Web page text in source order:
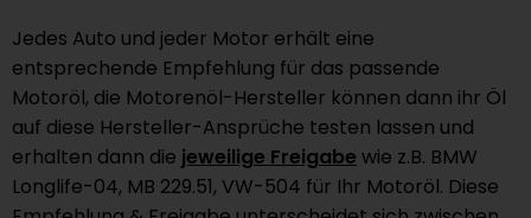
Jedes Auto und jeder Motor erhält eine
entsprechende Empfehlung für das passende
Motoröl, die Motorenöl-Hersteller können dann ihr Öl
auf diese Hersteller-Ansprüche testen lassen und
erhalten dann die jeweilige Freigabe wie z.B. BMW
Longlife-04, MB 229.51, VW-504 für Ihr Motoröl. Diese